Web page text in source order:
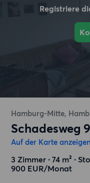
Registriere
Hamburg-Mitte,
Schadesweg 9
Auf der Karte anzeigen
3 Zimmer ∙ 74 m² ∙
900 EUR/Monat